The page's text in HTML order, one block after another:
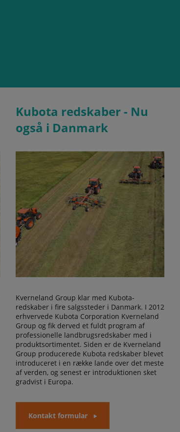
Kubota redskaber - Nu
også i Danmark
Kverneland Group klar med Kubota-
redskaber i fire salgssteder i Danmark. I 2012
erhvervede Kubota Corporation Kverneland
Group og fik derved et fuldt program af
professionelle landbrugsredskaber med i
produktsortimentet. Siden er de Kverneland
Group producerede Kubota redskaber blevet
introduceret i en række lande over det meste
af verden, og senest er introduktionen sket
gradvist i Europa.
Kontakt formular